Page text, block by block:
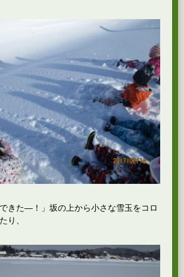
できた―！」坂の上から小さな雪玉をコロ
り、